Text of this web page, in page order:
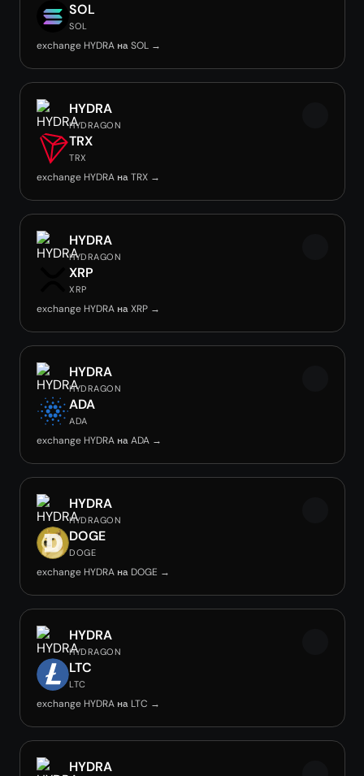
SOL
SOL
exchange HYDRA на SOL →
HYDRA
HYDRAGON
TRX
TRX
exchange HYDRA на TRX →
HYDRA
HYDRAGON
XRP
XRP
exchange HYDRA на XRP →
HYDRA
HYDRAGON
ADA
ADA
exchange HYDRA на ADA →
HYDRA
HYDRAGON
DOGE
DOGE
exchange HYDRA на DOGE →
HYDRA
HYDRAGON
LTC
LTC
exchange HYDRA на LTC →
HYDRA